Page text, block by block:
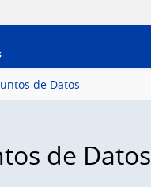
de Datos
de Datos